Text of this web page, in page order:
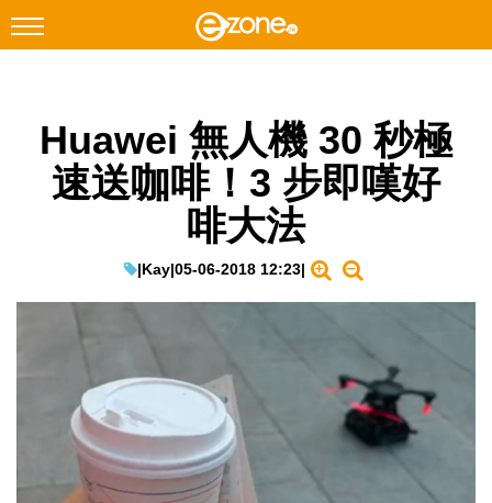
Facebook Instagram
科技焦點
教學評測
生成式AI與雲端應用
Enterprise Digital Transformation
Huawei 無人機 30 秒極
速送咖啡！3 步即嘆好
啡大法
|Kay|05-06-2018 12:23|